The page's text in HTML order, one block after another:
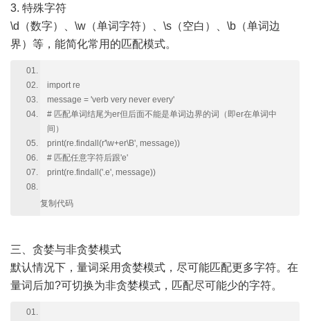
3. 特殊字符
\d（数字）、\w（单词字符）、\s（空白）、\b（单词边
界）等，能简化常用的匹配模式。
import re
message = 'verb very never every'
# 匹配单词结尾为er但后面不能是单词边界的词（即er在单词中
间）
print(re.findall(r'\w+er\B', message))
# 匹配任意字符后跟'e'
print(re.findall('.e', message))
复制代码
三、贪婪与非贪婪模式
默认情况下，量词采用贪婪模式，尽可能匹配更多字符。在
量词后加?可切换为非贪婪模式，匹配尽可能少的字符。